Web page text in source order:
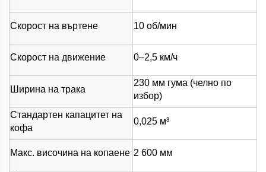
Скорост на въртене 10 об/мин
Скорост на движение 0–2,5 км/ч
Ширина на трака
230 мм гума (челно по
избор)
Стандартен капацитет на
кофа
0,025 м³
Макс. височина на копаене 2 600 мм